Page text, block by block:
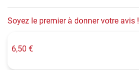
Soyez le premier à donner votre avis !
6,50 €